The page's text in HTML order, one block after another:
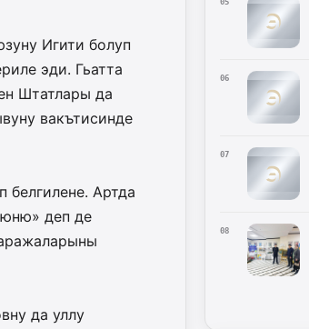
Игити болуп
эди. Гьатта
Штатлары да
вакътисинде
Артда
деп де
да уллу
05
06
07
08